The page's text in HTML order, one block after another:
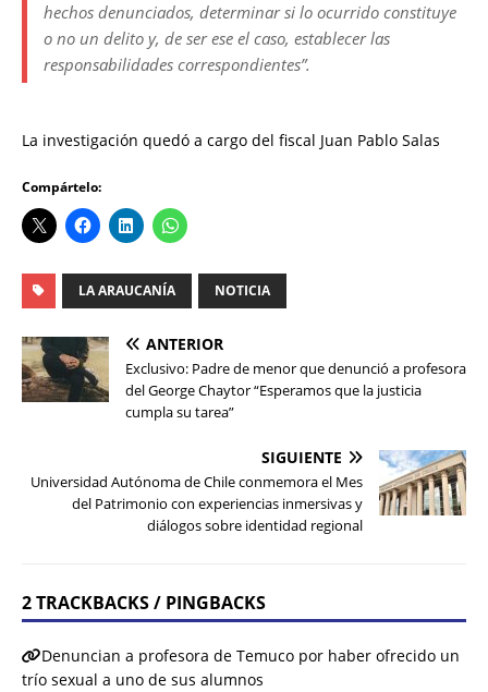
hechos denunciados, determinar si lo ocurrido constituye
o no un delito y, de ser ese el caso, establecer las
responsabilidades correspondientes”.
La investigación quedó a cargo del fiscal Juan Pablo Salas
Compártelo:
LA ARAUCANÍA NOTICIA
ANTERIOR
Exclusivo: Padre de menor que denunció a profesora
del George Chaytor “Esperamos que la justicia
cumpla su tarea”
SIGUIENTE
Universidad Autónoma de Chile conmemora el Mes
del Patrimonio con experiencias inmersivas y
diálogos sobre identidad regional
2 TRACKBACKS / PINGBACKS
Denuncian a profesora de Temuco por haber ofrecido un
trío sexual a uno de sus alumnos